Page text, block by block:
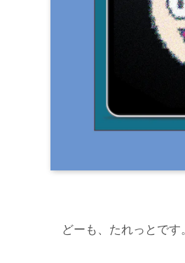
どーも、たれっとです。